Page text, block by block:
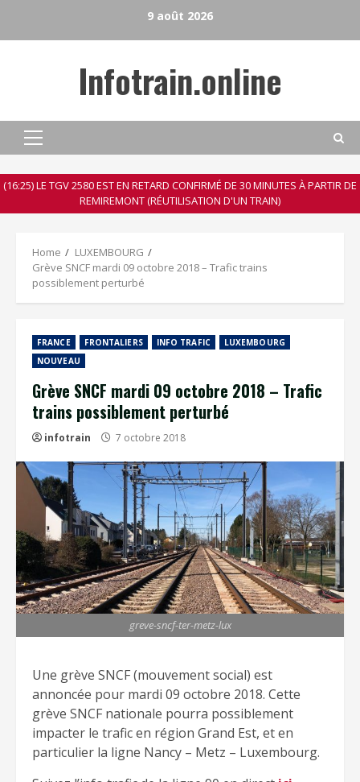
9 août 2026
Infotrain.online
Primary
(16:25) LE TGV 2580 EST EN RETARD CONFIRMÉ DE 30 MINUTES À PARTIR DE
REMIREMONT (RÉUTILISATION D'UN TRAIN)
Home
LUXEMBOURG
Grève SNCF mardi 09 octobre 2018 – Trafic trains
possiblement perturbé
FRANCE FRONTALIERS INFO TRAFIC
LUXEMBOURG
NOUVEAU
Grève SNCF mardi 09 octobre 2018 – Trafic
trains possiblement perturbé
infotrain 7 octobre 2018
greve-sncf-ter-metz-lux
Une grève SNCF (mouvement social) est
annoncée pour mardi 09 octobre 2018. Cette
grève SNCF nationale pourra possiblement
impacter le trafic en région Grand Est, et en
particulier la ligne Nancy – Metz – Luxembourg.